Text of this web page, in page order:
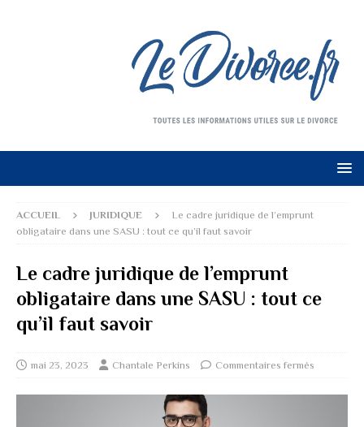
ACCUEIL JURIDIQUE
Le cadre juridique de l’emprunt
obligataire dans une SASU : tout ce qu’il faut savoir
Le cadre juridique de l’emprunt
obligataire dans une SASU : tout ce
qu’il faut savoir
mai 23, 2023 Chantale Perkins Commentaires fermés